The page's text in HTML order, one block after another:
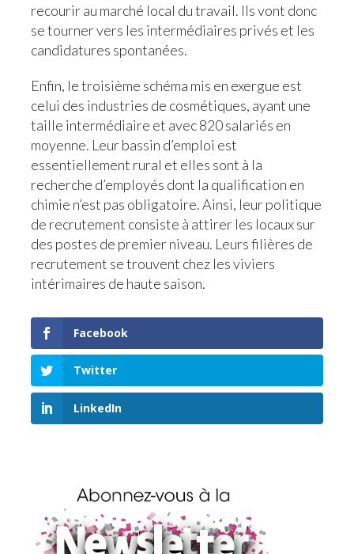
recourir au marché local du travail. Ils vont donc
se tourner vers les intermédiaires privés et les
candidatures spontanées.
Enfin, le troisième schéma mis en exergue est
celui des industries de cosmétiques, ayant une
taille intermédiaire et avec 820 salariés en
moyenne. Leur bassin d’emploi est
essentiellement rural et elles sont à la
recherche d’employés dont la qualification en
chimie n’est pas obligatoire. Ainsi, leur politique
de recrutement consiste à attirer les locaux sur
des postes de premier niveau. Leurs filières de
recrutement se trouvent chez les viviers
intérimaires de haute saison.
Facebook
Twitter
LinkedIn